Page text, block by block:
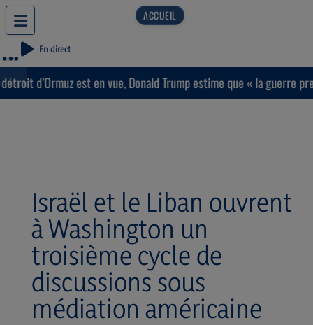
En direct
est en vue, Donald Trump estime que « la guerre
Israël et le Liban ouvrent
à Washington un
troisième cycle de
discussions sous
médiation américaine